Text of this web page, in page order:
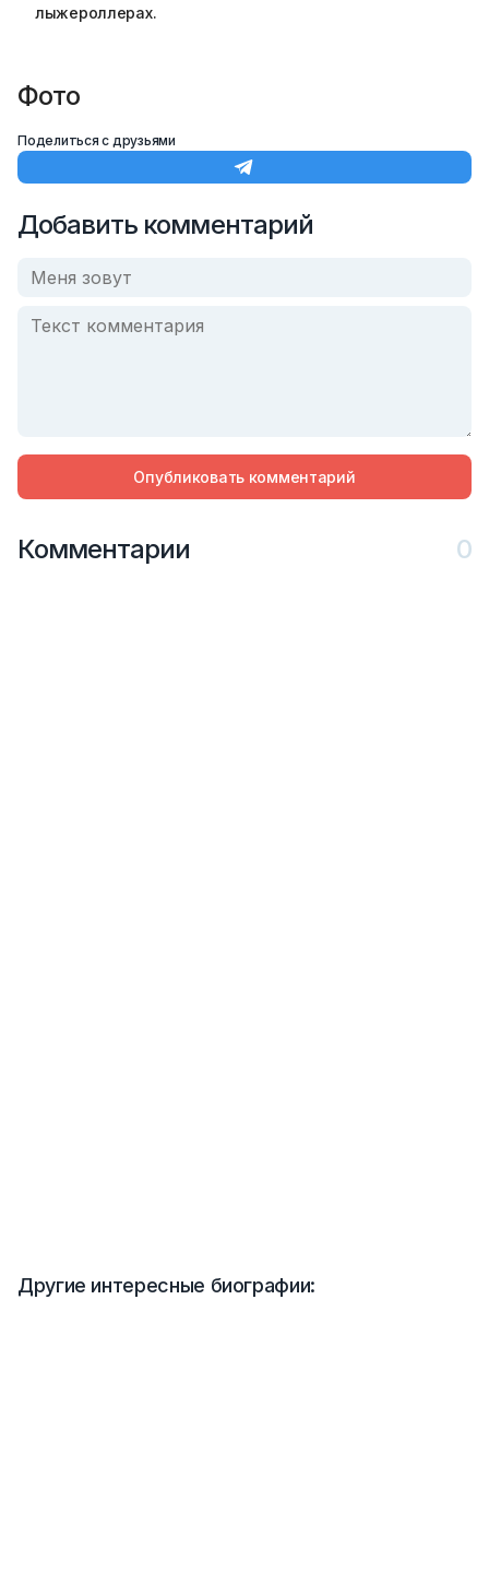
лыжероллерах.
Фото
Поделиться с друзьями
Другие интересные биографии:
Добавить комментарий
Опубликовать комментарий
Комментарии 0